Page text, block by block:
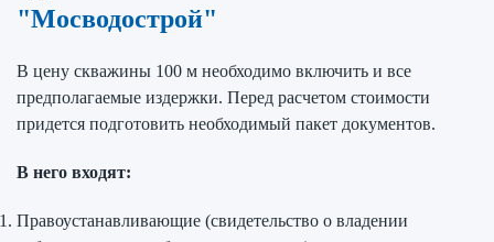
"Мосводострой"
В цену скважины 100 м необходимо включить и все
предполагаемые издержки. Перед расчетом стоимости
придется подготовить необходимый пакет документов.
В него входят:
Правоустанавливающие (свидетельство о владении